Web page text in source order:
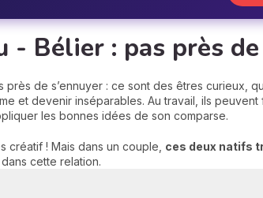
- Bélier : pas près
près de s’ennuyer : ce sont des êtres curieux,
et devenir inséparables. Au travail, ils peuvent
les bonnes idées de son comparse.
créatif ! Mais dans un couple, ces deux natifs
cette relation.